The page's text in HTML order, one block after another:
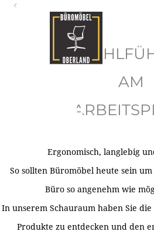
AM
Ergonomisch, langlebig
So sollten Büromöbel heute sein
Büro so angenehm wie
In unserem Schauraum haben Sie
Produkte zu entdecken und den